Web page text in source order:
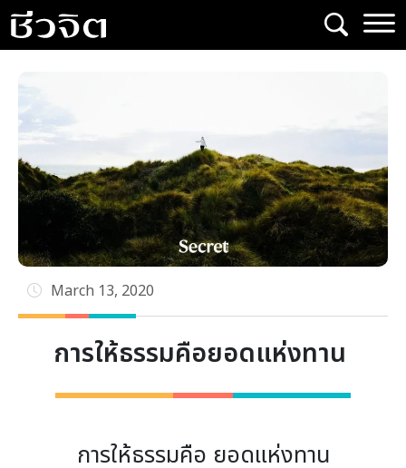
Skip
to
content
March 13, 2020
การให้ธรรมคือยอดแห่งทาน
การให้ธรรมคือ ยอดแห่งทาน